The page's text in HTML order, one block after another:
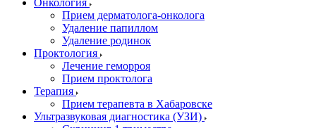
Онкология
Прием дерматолога-онколога
Удаление папиллом
Удаление родинок
Проктология
Лечение геморроя
Прием проктолога
Терапия
Прием терапевта в Хабаровске
Ультразвуковая диагностика (УЗИ)